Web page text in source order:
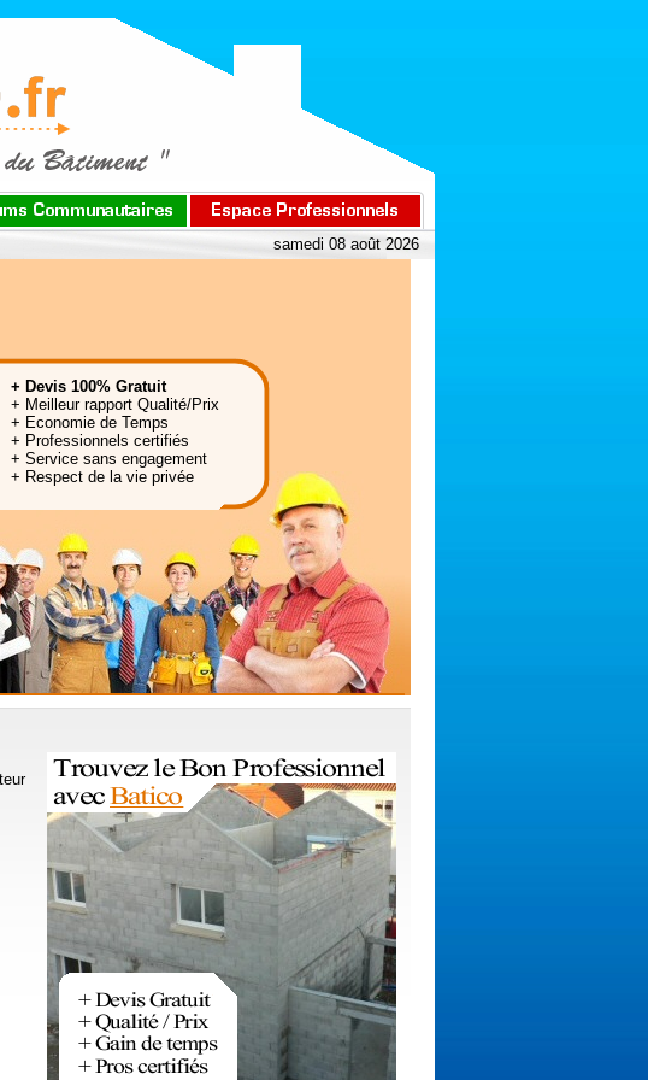
samedi 08 août 2026
+ Devis 100% Gratuit
+ Meilleur rapport Qualité/Prix
+ Economie de Temps
+ Professionnels certifiés
+ Service sans engagement
+ Respect de la vie privée